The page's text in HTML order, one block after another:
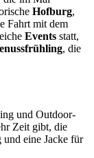
Hofburg,
Fahrt mit dem
Events statt,
, die
und Outdoor-
Zeit gibt, die
und eine Jacke für